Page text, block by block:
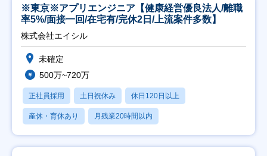
※東京※アプリエンジニア【健康経営優良法人/離職
率5%/面接一回/在宅有/完休2日/上流案件多数】
株式会社エイシル
未確定
500万~720万
正社員採用 土日祝休み 休日120日以上
産休・育休あり 月残業20時間以内